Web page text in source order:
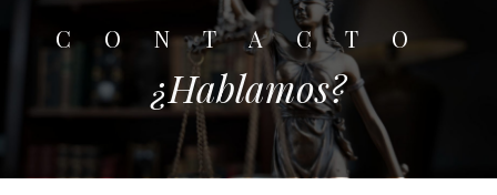
CONTACTO
¿Hablamos?